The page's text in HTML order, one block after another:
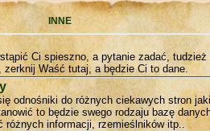
INNE
Ci spieszno, a pytanie zadać, tudzież
zerknij Waść tutaj, a będzie Ci to dane.
odnośniki do różnych ciekawych stron
to będzie swego rodzaju bazę
różnych informacji, rzemieślników itp..